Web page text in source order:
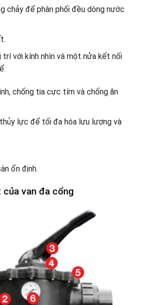
chảy để phân phối đều dòng nước
trí với kính nhìn và một nửa kết nối
chống tia cực tím và chống ăn
lực để tối đa hóa lưu lượng và
ổn định.
van đa cổng